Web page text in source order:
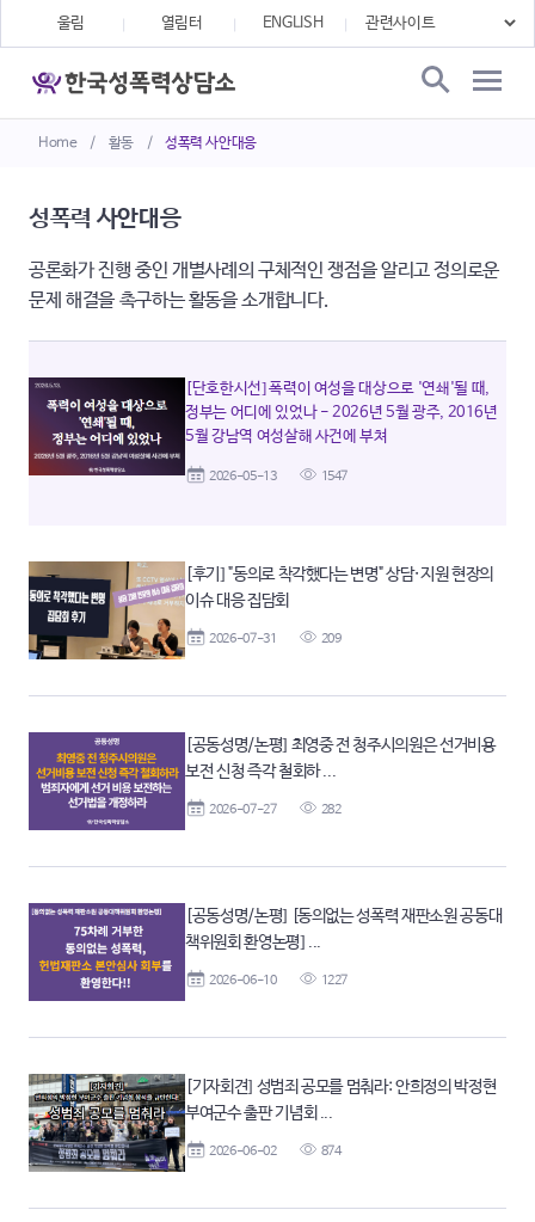
Home / 활동 / 성폭력 사안대응
울림 열림터 ENGLISH
성폭력 사안대응
공론화가 진행 중인 개별사례의 구체적인 쟁점을 알리고 정의로운
문제 해결을 촉구하는 활동을 소개합니다.
[단호한시선] 폭력이 여성을 대상으로 '연쇄'될 때,
정부는 어디에 있었나 - 2026년 5월 광주, 2016년
5월 강남역 여성살해 사건에 부쳐
2026-05-13 1547
[후기] "동의로 착각했다는 변명" 상담·지원 현장의
이슈 대응 집담회
2026-07-31 209
[공동성명/논평] 최영중 전 청주시의원은 선거비용
보전 신청 즉각 철회하 ...
2026-07-27 282
[공동성명/논평] [동의없는 성폭력 재판소원 공동대
책위원회 환영논평] ...
2026-06-10 1227
[기자회견] 성범죄 공모를 멈춰라: 안희정의 박정현
부여군수 출판 기념회 ...
2026-06-02 874